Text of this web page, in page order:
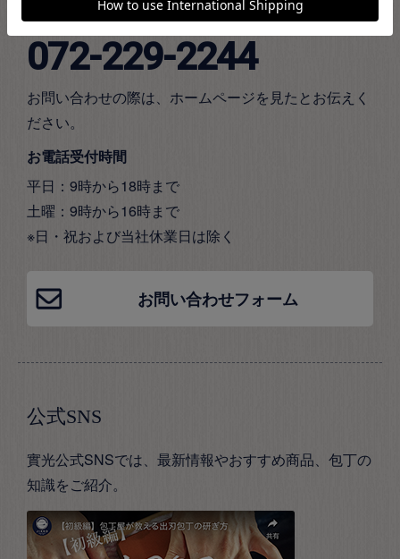
お電話でのお問い合わせ
072-229-2244
お問い合わせの際は、ホームページを見たとお伝えく
ださい。
お電話受付時間
平日：9時から18時まで
土曜：9時から16時まで
※日・祝および当社休業日は除く
お問い合わせフォーム
公式SNS
實光公式SNSでは、最新情報やおすすめ商品、包丁の
知識をご紹介。